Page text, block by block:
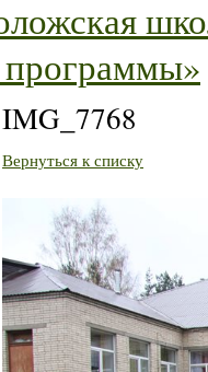
IMG_7768
Вернуться к списку